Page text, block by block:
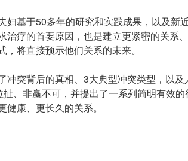
妇基于50多年的研究和实践成果，以及新
治疗的首要原因，也是建立更紧密的关系
，将直接预示他们关系的未来。
冲突背后的真相、3大典型冲突类型，以
扯、非赢不可，并提出了一系列简明有效
健康、更长久的关系。